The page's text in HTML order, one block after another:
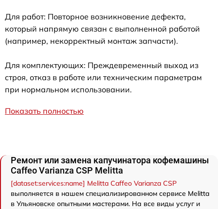
Для работ: Повторное возникновение дефекта,
который напрямую связан с выполненной работой
(например, некорректный монтаж запчасти).
Для комплектующих: Преждевременный выход из
строя, отказ в работе или техническим параметрам
при нормальном использовании.
Показать полностью
Ремонт или замена капучинатора кофемашины
Caffeo Varianza CSP Melitta
[dataset:services:name] Melitta Caffeo Varianza CSP
выполняется в нашем специализированном сервисе Melitta
в Ульяновске опытными мастерами. На все виды услуг и